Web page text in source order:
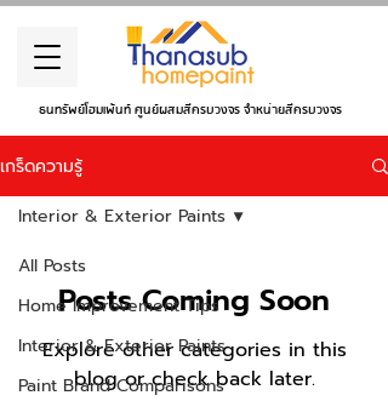
ธนทรัพย์โฮมเพ้นท์ ศูนย์ผสมสีครบวงจร จำหน่ายสีครบวงจร
เกร็ดความรู้
All Posts
Home Improvement Tips
Interior & Exterior Paints
Paint Brand Comparisons
Interior & Exterior Paints
Posts Coming Soon
Explore other categories in this
blog or check back later.